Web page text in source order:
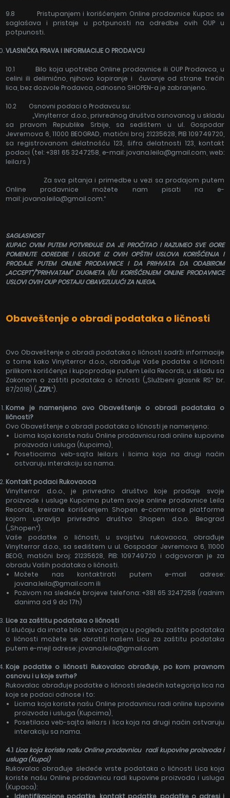
9.8 Pristupanjem i korišćenjem Online prodavnice Kupac se
saglašava i pristaje u potpunosti na odredbe ovih OUP u
potpunosti.
VLASNIČKA PRAVA I INFORMACIJE O PRODAVCU
10.1 Bilo koja upotreba Online prodavnice ili OUP Prodavca, u
celini ili delimično, njihovo kopiranje i čuvanje od strane trećih
lica, bez dozvole Prodavca, odnosno SHOPEN-a je zabranjeno.
10.2 Osnovni podaci o Prodavcu su:
„Vinylterror d.o.o., privrednog društva osnovanog u skladu
sa pravom Republike Srbije, sa sedištem u ul. Gospodar
Jevremova 6, 11000 BEOGRAD, matični broj 21235628, PIB 109749720,
sa registrovanom delatnošću 123, šifra delatnosti 123, kontakt
podaci (tel: +381 65 3247258, e-mail: jovana.leila@gmail.com, web:
leila.rs )
Za sva pitanja i primedbe u vezi sa prodajom putem
Online prodavnice možete nam pisati na e-
mail: jovana.leila@gmail.com.“
SAGLASNOST
KUPAC OVIM PUTEM POTVRĐUJE DA JE PROČITAO I RAZUMEO SVE GORE
POMENUTE ODREDBE I USLOVE IZ OVIH OPŠTIH USLOVA KORIŠĆENJA I
PRODAJE PUTEM ONLINE PRODAVNICE I DA PRIHVATA DA ODABIROM
„ACCEPT“/“PRIHVATAM“ DUGMETA I/ILI KORIŠĆENJEM ONLINE PRODAVNICE
USLOVI OVIH OUP POSTAJU OBAVEZUJUĆI ZA NJEGA.
Obaveštenje o obradi podataka o ličnosti
Ovo Obaveštenje o obradi podataka o ličnosti sadrži informacije
o tome kako Vinylterror d.o.o., obrađuje Vaše podatke o ličnosti
prilikom korišćenja i kupoprodaje putem Leila Records, u skladu sa
Zakonom o zaštiti podataka o ličnosti („Službeni glasnik RS“ br.
87/2018) („ZZPL“).
Kome je namenjeno ovo Obaveštenje o obradi podataka o
ličnosti?
Ovo Obaveštenje o obradi podataka o ličnosti je namenjeno:
Licima koja koriste našu Online prodavnicu radi online kupovine
proizvoda i usluga (Kupcima),
Posetiocima veb-sajta leila.rs i licima koja na drugi način
ostvaruju interakciju sa nama.
Kontakt podaci Rukovaoca
Vinylterror d.o.o., je privredno društvo koje prodaje svoje
proizvode i usluge Kupcima putem svoje online prodavnice Leila
Records, kreirane korišćenjem Shopen e-commerce platforme
kojom upravlja privredno društvo Shopen d.o.o. Beograd
(„Shopen“).
Vaše podatke o ličnosti, u svojstvu rukovaoca, obrađuje
Vinylterror d.o.o., sa sedištem u ul. Gospodar Jevremova 6, 11000
BEOG, matični broj: 21235628, PIB: 109749720 i odgovoran je za
obradu Vaših podataka o ličnosti.
Možete nas kontaktirati putem e-mail adrese:
jovana.leila@gmail.com ili
Pozivom na sledeće brojeve telefona: +381 65 3247258 (radnim
danima od 9 do 17h)
Lice za zaštitu podataka o ličnosti
U slučaju da imate bilo kakva pitanja u pogledu zaštite podataka
o ličnosti možete se obratiti našem Licu za zaštitu podataka
putem e-mejl adrese: jovana.leila@gmail.com
Koje podatke o ličnosti Rukovalac obrađuje, po kom pravnom
osnovu i u koje svrhe?
Rukovalac obrađuje podatke o ličnosti sledećih kategorija lica na
koje se podaci odnose i to:
Licima koja koriste našu Online prodavnicu radi online kupovine
proizvoda i usluga (Kupcima),
Posetilaca veb-sajta leila.rs i lica koja na drugi način ostvaruju
interakciju sa nama.
4.1 Lica koja koriste našu Online prodavnicu radi kupovine proizvoda i
usluga (Kupci)
Rukovalac obrađuje sledeće vrste podataka o ličnosti Lica koja
koriste našu Online prodavnicu radi kupovine proizvoda i usluga
(Kupaca):
Identifikacione podatke, kontakt podatke, podatke o adresi i